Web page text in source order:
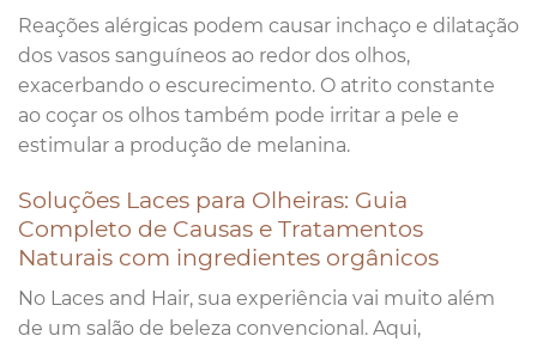
Reações alérgicas podem causar inchaço e dilatação
dos vasos sanguíneos ao redor dos olhos,
exacerbando o escurecimento. O atrito constante
ao coçar os olhos também pode irritar a pele e
estimular a produção de melanina.
Soluções Laces para Olheiras: Guia
Completo de Causas e Tratamentos
Naturais com ingredientes orgânicos
No Laces and Hair, sua experiência vai muito além
de um salão de beleza convencional. Aqui,